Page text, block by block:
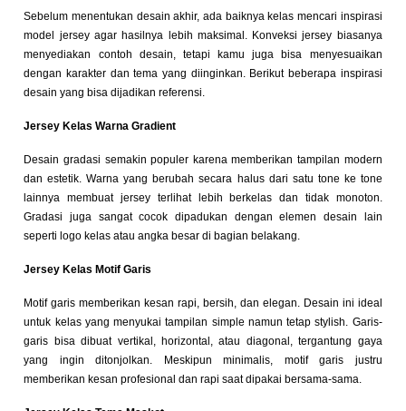
Sebelum menentukan desain akhir, ada baiknya kelas mencari inspirasi
model jersey agar hasilnya lebih maksimal. Konveksi jersey biasanya
menyediakan contoh desain, tetapi kamu juga bisa menyesuaikan
dengan karakter dan tema yang diinginkan. Berikut beberapa inspirasi
desain yang bisa dijadikan referensi.
Jersey Kelas Warna Gradient
Desain gradasi semakin populer karena memberikan tampilan modern
dan estetik. Warna yang berubah secara halus dari satu tone ke tone
lainnya membuat jersey terlihat lebih berkelas dan tidak monoton.
Gradasi juga sangat cocok dipadukan dengan elemen desain lain
seperti logo kelas atau angka besar di bagian belakang.
Jersey Kelas Motif Garis
Motif garis memberikan kesan rapi, bersih, dan elegan. Desain ini ideal
untuk kelas yang menyukai tampilan simple namun tetap stylish. Garis-
garis bisa dibuat vertikal, horizontal, atau diagonal, tergantung gaya
yang ingin ditonjolkan. Meskipun minimalis, motif garis justru
memberikan kesan profesional dan rapi saat dipakai bersama-sama.